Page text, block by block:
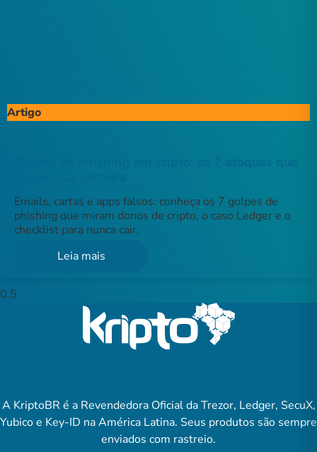
Artigo
Emails, cartas e apps falsos: conheça os 7 golpes de
phishing que miram donos de cripto, o caso Ledger e o
checklist para nunca cair.
Leia mais
A KriptoBR é a Revendedora Oficial da Trezor, Ledger, SecuX,
Yubico e Key-ID na América Latina. Seus produtos são sempre
enviados com rastreio.